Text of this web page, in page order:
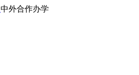
中外合作办学